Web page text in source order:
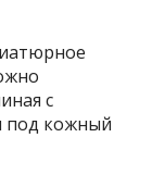
с
под кожный